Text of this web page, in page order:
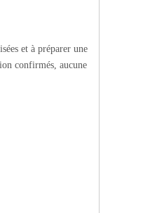
et à préparer une
confirmés, aucune